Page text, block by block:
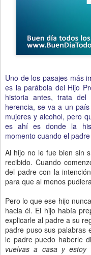
Uno de los pasajes más
es la parábola del Hijo
historia antes, trata
herencia, se va a un
mujeres y alcohol, pero
es ahí es donde la
momento cuando el
Al hijo no le fue bien sin
recibido. Cuando
del padre con la
para que al menos
Pero lo que ese hijo
hacia él. El hijo había
explicarle al padre a su
padre puso sus palabras
le padre puedo haberle
vuelvas a casa y